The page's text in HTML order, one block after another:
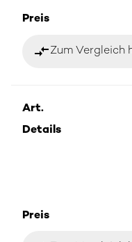
Preis
compare_arrowsZum Vergleich
Art.
Details
Preis